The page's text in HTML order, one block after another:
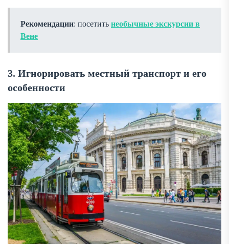
Рекомендации: посетить необычные экскурсии в
Вене
3. Игнорировать местный транспорт и его
особенности